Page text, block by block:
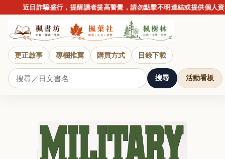
近日詐騙盛行，提醒讀者提高警覺，請勿點擊不明連結或提供個人資
更正啟事 專欄推薦 購買方式 目錄下載
搜尋 活動看板